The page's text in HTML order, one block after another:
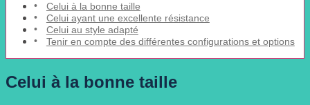
Celui à la bonne taille
Celui ayant une excellente résistance
Celui au style adapté
Tenir en compte des différentes configurations et options
Celui à la bonne taille